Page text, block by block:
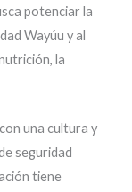
potenciar la
Wayúu y al
la
una cultura y
seguridad
tiene